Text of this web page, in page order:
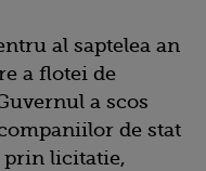
al saptelea an
a flotei de
a scos
de stat
prin licitatie,